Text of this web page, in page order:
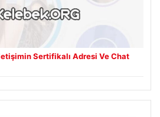
Sertifikalı Adresi Ve Chat